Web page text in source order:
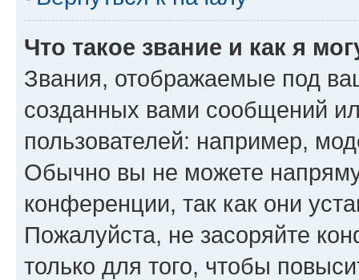
Что такое звание и как я
Звания, отображаемые под
созданных вами сообщений
пользователей: например,
Обычно вы не можете
конференции, так как они
Пожалуйста, не засоряйте
только для того, чтобы